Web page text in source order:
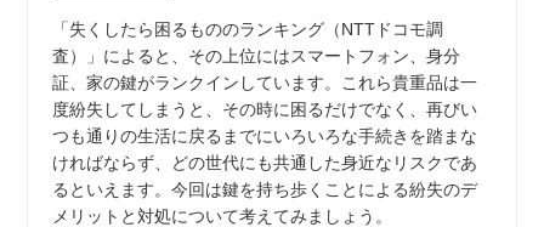
「失くしたら困るもののランキング（NTTドコモ調
査）」によると、その上位にはスマートフォン、身分
証、家の鍵がランクインしています。これら貴重品は一
度紛失してしまうと、その時に困るだけでなく、再びい
つも通りの生活に戻るまでにいろいろな手続きを踏まな
ければならず、どの世代にも共通した身近なリスクであ
るといえます。今回は鍵を持ち歩くことによる紛失のデ
メリットと対処について考えてみましょう。